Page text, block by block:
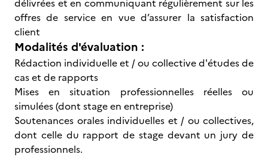
délivrées et en communiquant régulièrement sur les
offres de service en vue d’assurer la satisfaction
client
Modalités d'évaluation :
Rédaction individuelle et / ou collective d'études de
cas et de rapports
Mises en situation professionnelles réelles ou
simulées (dont stage en entreprise)
Soutenances orales individuelles et / ou collectives,
dont celle du rapport de stage devant un jury de
professionnels.